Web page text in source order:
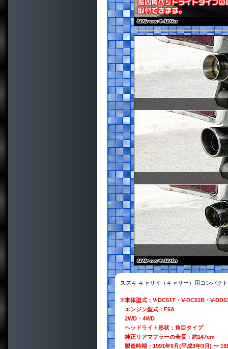
スズキ キャリイ（キャリー）用コンパク
※車体型式：V-DC51T・V-DC51B・V-
エンジン型式：F6A
2WD・4WD
ヘッドライト形状：角目タイプ
純正リアマフラーの全長：約147cm
製造時期：1991年9月(平成3年9月) 〜